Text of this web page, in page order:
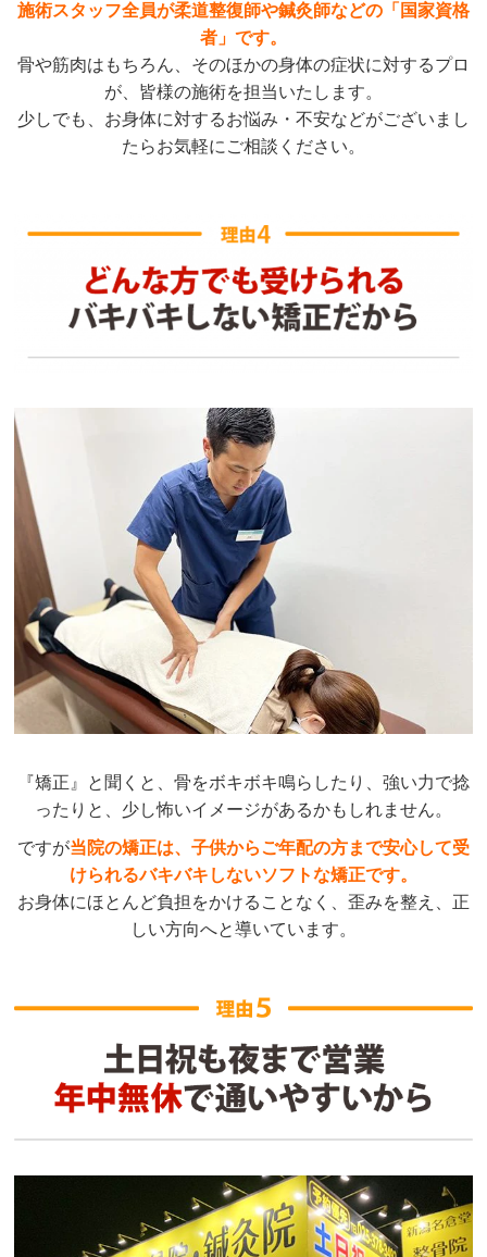
施術スタッフ全員が柔道整復師や鍼灸師などの「国家資格
者」です。
骨や筋肉はもちろん、そのほかの身体の症状に対するプロ
が、皆様の施術を担当いたします。
少しでも、お身体に対するお悩み・不安などがございまし
たらお気軽にご相談ください。
『矯正』と聞くと、骨をボキボキ鳴らしたり、強い力で捻
ったりと、少し怖いイメージがあるかもしれません。
ですが当院の矯正は、子供からご年配の方まで安心して受
けられるバキバキしないソフトな矯正です。
お身体にほとんど負担をかけることなく、歪みを整え、正
しい方向へと導いています。